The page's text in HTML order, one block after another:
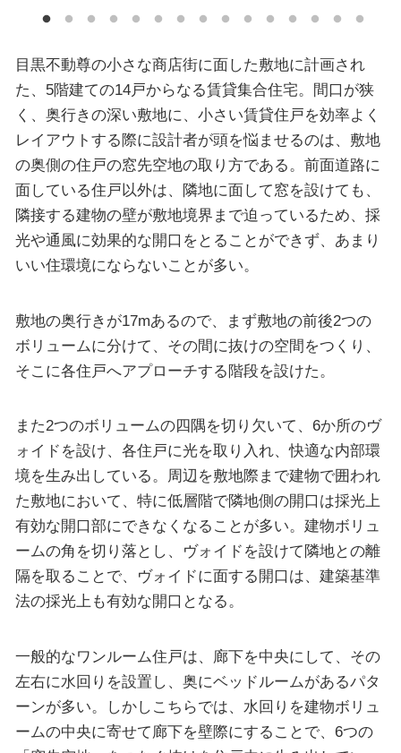
目黒不動尊の小さな商店街に面した敷地に計画され
た、5階建ての14戸からなる賃貸集合住宅。間口が狭
く、奥行きの深い敷地に、小さい賃貸住戸を効率よく
レイアウトする際に設計者が頭を悩ませるのは、敷地
の奥側の住戸の窓先空地の取り方である。前面道路に
面している住戸以外は、隣地に面して窓を設けても、
隣接する建物の壁が敷地境界まで迫っているため、採
光や通風に効果的な開口をとることができず、あまり
いい住環境にならないことが多い。
敷地の奥行きが17mあるので、まず敷地の前後2つの
ボリュームに分けて、その間に抜けの空間をつくり、
そこに各住戸へアプローチする階段を設けた。
また2つのボリュームの四隅を切り欠いて、6か所のヴ
ォイドを設け、各住戸に光を取り入れ、快適な内部環
境を生み出している。周辺を敷地際まで建物で囲われ
た敷地において、特に低層階で隣地側の開口は採光上
有効な開口部にできなくなることが多い。建物ボリュ
ームの角を切り落とし、ヴォイドを設けて隣地との離
隔を取ることで、ヴォイドに面する開口は、建築基準
法の採光上も有効な開口となる。
一般的なワンルーム住戸は、廊下を中央にして、その
左右に水回りを設置し、奥にベッドルームがあるパタ
ーンが多い。しかしこちらでは、水回りを建物ボリュ
ームの中央に寄せて廊下を壁際にすることで、6つの